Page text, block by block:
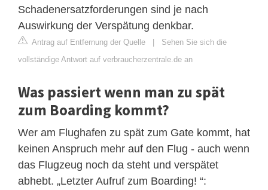
Schadenersatzforderungen sind je nach
Auswirkung der Verspätung denkbar.
Antrag auf Entfernung der Quelle | Sehen Sie sich die
vollständige Antwort auf verbraucherzentrale.de an
Was passiert wenn man zu spät
zum Boarding kommt?
Wer am Flughafen zu spät zum Gate kommt, hat
keinen Anspruch mehr auf den Flug - auch wenn
das Flugzeug noch da steht und verspätet
abhebt. „Letzter Aufruf zum Boarding! “: